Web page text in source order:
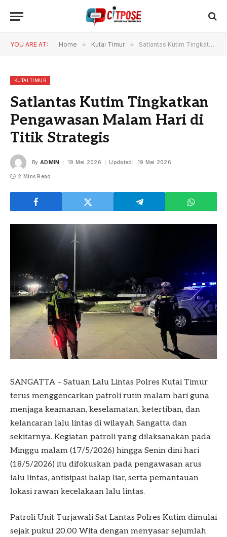
YOU ARE AT: Home » Kutai Timur » Satlantas Kutim Tingkatkan Pengawasan Malam Hari di Titik Strategis
KUTAI TIMUR
Satlantas Kutim Tingkatkan
Pengawasan Malam Hari di
Titik Strategis
By ADMIN 19 Mei 2026 Updated: 19 Mei 2026
2 Mins Read
SANGATTA – Satuan Lalu Lintas Polres Kutai Timur
terus menggencarkan patroli rutin malam hari guna
menjaga keamanan, keselamatan, ketertiban, dan
kelancaran lalu lintas di wilayah Sangatta dan
sekitarnya. Kegiatan patroli yang dilaksanakan pada
Minggu malam (17/5/2026) hingga Senin dini hari
(18/5/2026) itu difokuskan pada pengawasan arus
lalu lintas, antisipasi balap liar, serta pemantauan
lokasi rawan kecelakaan lalu lintas.
Patroli Unit Turjawali Sat Lantas Polres Kutim dimulai
sejak pukul 20.00 Wita dengan menyasar sejumlah